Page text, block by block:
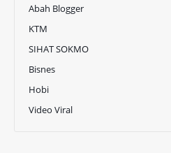
Abah Blogger
KTM
SIHAT SOKMO
Bisnes
Hobi
Video Viral